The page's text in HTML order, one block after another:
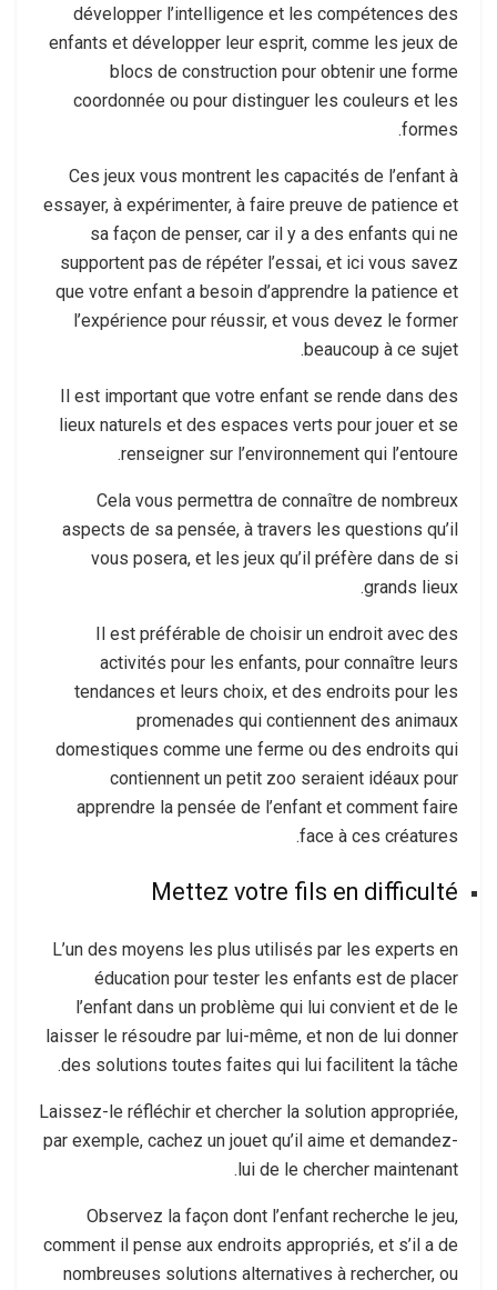
développer l’intelligence et les compétences des
enfants et développer leur esprit, comme les jeux de
blocs de construction pour obtenir une forme
coordonnée ou pour distinguer les couleurs et les
formes.
Ces jeux vous montrent les capacités de l’enfant à
essayer, à expérimenter, à faire preuve de patience et
sa façon de penser, car il y a des enfants qui ne
supportent pas de répéter l’essai, et ici vous savez
que votre enfant a besoin d’apprendre la patience et
l’expérience pour réussir, et vous devez le former
beaucoup à ce sujet.
Il est important que votre enfant se rende dans des
lieux naturels et des espaces verts pour jouer et se
renseigner sur l’environnement qui l’entoure.
Cela vous permettra de connaître de nombreux
aspects de sa pensée, à travers les questions qu’il
vous posera, et les jeux qu’il préfère dans de si
grands lieux.
Il est préférable de choisir un endroit avec des
activités pour les enfants, pour connaître leurs
tendances et leurs choix, et des endroits pour les
promenades qui contiennent des animaux
domestiques comme une ferme ou des endroits qui
contiennent un petit zoo seraient idéaux pour
apprendre la pensée de l’enfant et comment faire
face à ces créatures.
Mettez votre fils en difficulté
L’un des moyens les plus utilisés par les experts en
éducation pour tester les enfants est de placer
l’enfant dans un problème qui lui convient et de le
laisser le résoudre par lui-même, et non de lui donner
des solutions toutes faites qui lui facilitent la tâche.
Laissez-le réfléchir et chercher la solution appropriée,
par exemple, cachez un jouet qu’il aime et demandez-
lui de le chercher maintenant.
Observez la façon dont l’enfant recherche le jeu,
comment il pense aux endroits appropriés, et s’il a de
nombreuses solutions alternatives à rechercher, ou